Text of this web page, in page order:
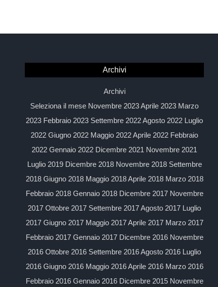
Archivi
Archivi
Seleziona il mese Novembre 2023 Aprile 2023 Marzo
2023 Febbraio 2023 Settembre 2022 Agosto 2022 Luglio
2022 Giugno 2022 Maggio 2022 Aprile 2022 Febbraio
2022 Gennaio 2022 Dicembre 2021 Novembre 2021
Luglio 2019 Dicembre 2018 Novembre 2018 Settembre
2018 Giugno 2018 Maggio 2018 Aprile 2018 Marzo 2018
Febbraio 2018 Gennaio 2018 Dicembre 2017 Novembre
2017 Ottobre 2017 Settembre 2017 Agosto 2017 Luglio
2017 Giugno 2017 Maggio 2017 Aprile 2017 Marzo 2017
Febbraio 2017 Gennaio 2017 Dicembre 2016 Novembre
2016 Ottobre 2016 Settembre 2016 Agosto 2016 Luglio
2016 Giugno 2016 Maggio 2016 Aprile 2016 Marzo 2016
Febbraio 2016 Gennaio 2016 Dicembre 2015 Novembre